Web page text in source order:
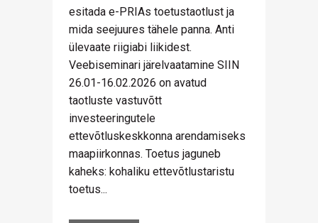
esitada e-PRIAs toetustaotlust ja
mida seejuures tähele panna. Anti
ülevaate riigiabi liikidest.
Veebiseminari järelvaatamine SIIN
26.01-16.02.2026 on avatud
taotluste vastuvõtt
investeeringutele
ettevõtluskeskkonna arendamiseks
maapiirkonnas. Toetus jaguneb
kaheks: kohaliku ettevõtlustaristu
toetus...